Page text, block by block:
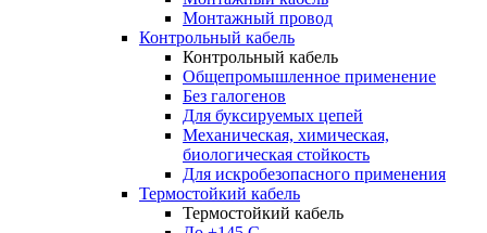
Монтажный провод
Контрольный кабель
Контрольный кабель
Общепромышленное применение
Без галогенов
Для буксируемых цепей
Механическая, химическая,
биологическая стойкость
Для искробезопасного применения
Термостойкий кабель
Термостойкий кабель